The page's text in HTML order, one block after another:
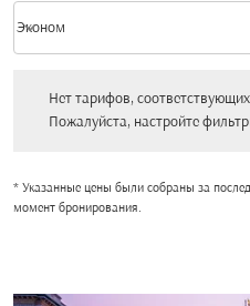
Класс option Эконом Selected
Эконом
keyboard_arrow_down
Нет тарифов,
Пожалуйста, настройте
* Указанные цены были собраны за
момент бронирования.